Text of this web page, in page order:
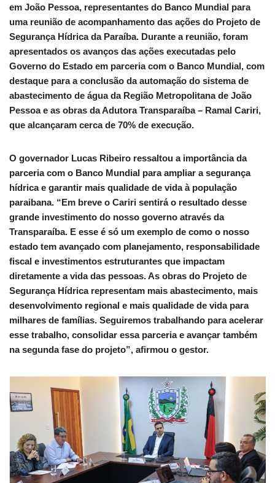
em João Pessoa, representantes do Banco Mundial para
uma reunião de acompanhamento das ações do Projeto de
Segurança Hídrica da Paraíba. Durante a reunião, foram
apresentados os avanços das ações executadas pelo
Governo do Estado em parceria com o Banco Mundial, com
destaque para a conclusão da automação do sistema de
abastecimento de água da Região Metropolitana de João
Pessoa e as obras da Adutora Transparaíba – Ramal Cariri,
que alcançaram cerca de 70% de execução.
O governador Lucas Ribeiro ressaltou a importância da
parceria com o Banco Mundial para ampliar a segurança
hídrica e garantir mais qualidade de vida à população
paraibana. “Em breve o Cariri sentirá o resultado desse
grande investimento do nosso governo através da
Transparaíba. E esse é só um exemplo de como o nosso
estado tem avançado com planejamento, responsabilidade
fiscal e investimentos estruturantes que impactam
diretamente a vida das pessoas. As obras do Projeto de
Segurança Hídrica representam mais abastecimento, mais
desenvolvimento regional e mais qualidade de vida para
milhares de famílias. Seguiremos trabalhando para acelerar
esse trabalho, consolidar essa parceria e avançar também
na segunda fase do projeto”, afirmou o gestor.